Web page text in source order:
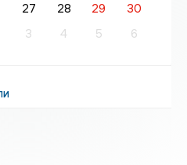
27 28 29
30
3 4 5 6